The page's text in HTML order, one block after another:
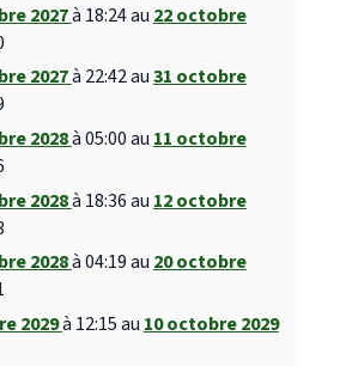
2027à 18:24 au 22 octobre
2027à 22:42 au31 octobre
2028à 05:00 au 11 octobre
2028à 18:36 au 12 octobre
2028à 04:19 au 20 octobre
2029à 12:15 au 10 octobre 2029